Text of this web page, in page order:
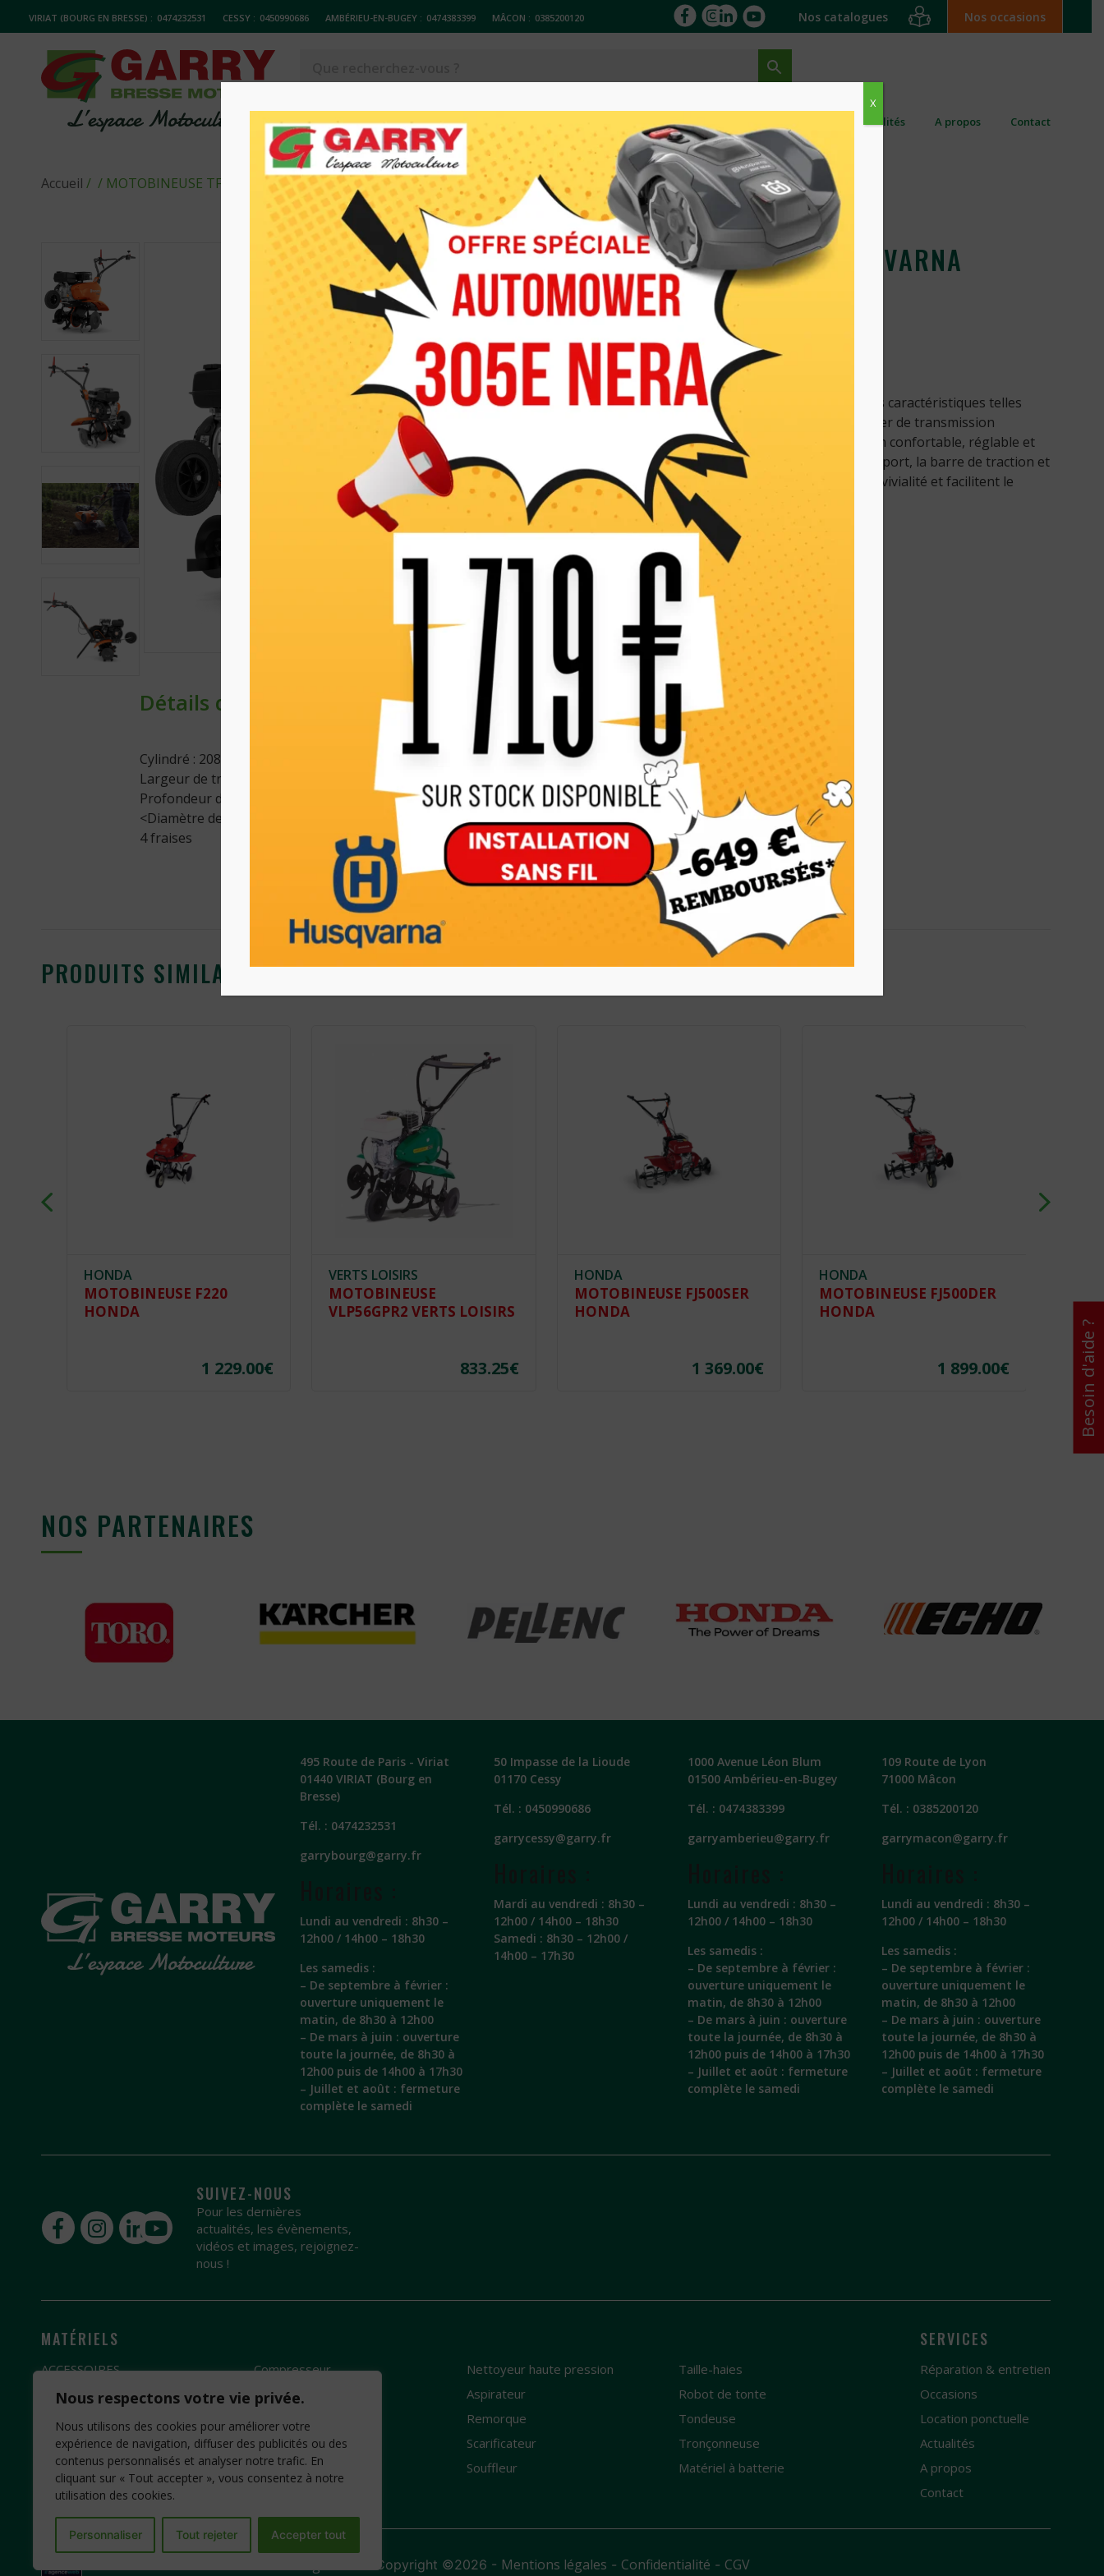
Nous respectons votre vie privée.
Nous utilisons des cookies pour améliorer votre
expérience de navigation, diffuser des publicités ou des
contenus personnalisés et analyser notre trafic. En
cliquant sur « Tout accepter », vous consentez à notre
utilisation des cookies.
Personnaliser Tout rejeter Accepter tout
Besoin d'aide ?
VIRIAT (BOURG EN BRESSE) : 0474232531 CESSY : 0450990686 AMBÉRIEU-EN-BUGEY : 0474383399 MÂCON : 0385200120 Nos catalogues Nos occasions
MATERIELS ACCESSOIRES Occasions Actualités A propos Contact
Accueil / / MOTOBINEUSE TF325 HUSQVARNA
Détails du produit
Cylindré : 208 cm³
Largeur de travail : 60 cm
Profondeur de travail : 30 cm
<Diamètre des fraise : 32 cm
4 fraises
MOTOBINEUSE TF325 HUSQVARNA
799.00€
Caractéristiques principales
Motoculteur fiable et facile à manipuler offrant des caractéristiques telles
qu’un moteur fiable, une marche arrière et un carter de transmission
amovible avec possibilité de lubrification. Le guidon confortable, réglable et
repliable avec sélection de vitesse, la roue de transport, la barre de traction et
l’étrier de protection des plantes améliorent la convivialité et facilitent le
stockage.
En cours de réapprovisionnement
PRODUITS SIMILAIRES
HONDA
MOTOBINEUSE F220
HONDA
1 229.00€
VERTS LOISIRS
MOTOBINEUSE
VLP56GPR2 VERTS LOISIRS
833.25€
HONDA
MOTOBINEUSE FJ500SER
HONDA
1 369.00€
HONDA
MOTOBINEUSE FJ500DER
HONDA
1 899.00€
NOS PARTENAIRES
495 Route de Paris - Viriat
01440 VIRIAT (Bourg en
Bresse)
Tél. : 0474232531
garrybourg@garry.fr
Lundi au vendredi : 8h30 –
12h00 / 14h00 – 18h30
Les samedis :
– De septembre à février :
ouverture uniquement le
matin, de 8h30 à 12h00
– De mars à juin : ouverture
toute la journée, de 8h30 à
12h00 puis de 14h00 à 17h30
– Juillet et août : fermeture
complète le samedi
50 Impasse de la Lioude
01170 Cessy
Tél. : 0450990686
garrycessy@garry.fr
Mardi au vendredi : 8h30 –
12h00 / 14h00 – 18h30
Samedi : 8h30 – 12h00 /
14h00 – 17h30
1000 Avenue Léon Blum
01500 Ambérieu-en-Bugey
Tél. : 0474383399
garryamberieu@garry.fr
Lundi au vendredi : 8h30 –
12h00 / 14h00 – 18h30
Les samedis :
– De septembre à février :
ouverture uniquement le
matin, de 8h30 à 12h00
– De mars à juin : ouverture
toute la journée, de 8h30 à
12h00 puis de 14h00 à 17h30
– Juillet et août : fermeture
complète le samedi
109 Route de Lyon
71000 Mâcon
Tél. : 0385200120
garrymacon@garry.fr
Lundi au vendredi : 8h30 –
12h00 / 14h00 – 18h30
Les samedis :
– De septembre à février :
ouverture uniquement le
matin, de 8h30 à 12h00
– De mars à juin : ouverture
toute la journée, de 8h30 à
12h00 puis de 14h00 à 17h30
– Juillet et août : fermeture
complète le samedi
SUIVEZ-NOUS
Pour les dernières
actualités, les évènements,
vidéos et images, rejoignez-
nous !
MATÉRIELS
ACCESSOIRES
Broyeur
Débroussailleuse
Fendeuse de bûches
Scie
Compresseur
Groupe électrogène
Pompe à eau
Motobineuse
Motoculteur
Nettoyeur haute pression
Aspirateur
Remorque
Scarificateur
Souffleur
Taille-haies
Robot de tonte
Tondeuse
Tronçonneuse
Matériel à batterie
SERVICES
Réparation & entretien
Occasions
Location ponctuelle
Actualités
A propos
Contact
- Copyright ©2026 - Mentions légales - Confidentialité - CGV
X